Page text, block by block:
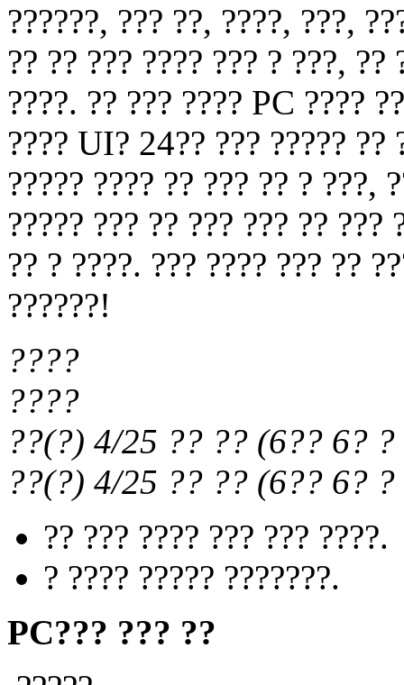
??????, ??? ??, ????, ???,
?? ?? ??? ???? ??? ? ???, ??
????. ?? ??? ???? PC ????
???? UI? 24?? ??? ????? ??
????? ???? ?? ??? ?? ? ???,
????? ??? ?? ??? ??? ??
?? ? ????. ??? ???? ??? ??
??????!
????
????
??(?) 4/25 ?? ?? (6?? 6?
??(?) 4/25 ?? ?? (6?? 6?
?? ??? ???? ??? ??? ????.
? ???? ????? ???????.
PC??? ??? ??